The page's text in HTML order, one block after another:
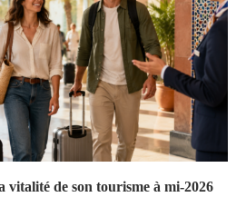
vitalité de son tourisme à mi-2026